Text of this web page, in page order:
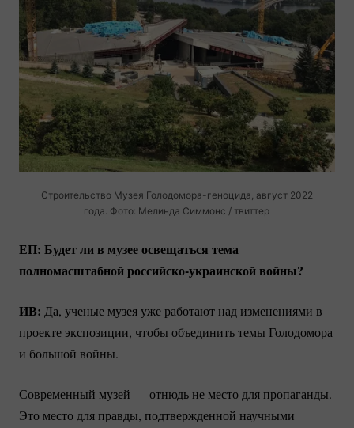
Строительство Музея Голодомора-геноцида, август 2022
года. Фото: Мелинда Симмонс / твиттер
ЕП: Будет ли в музее освещаться тема
полномасштабнойроссийско-украинскойвойны?
ИВ: Да, ученые музея уже работают над изменениями в
проекте экспозиции, чтобы объединить темы Голодомора
и большой войны.
Современный музей — отнюдь не место для пропаганды.
Это место для правды, подтвержденной научными